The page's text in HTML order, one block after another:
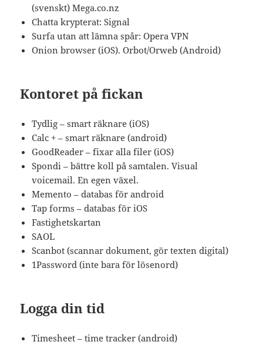
(svenskt) Mega.co.nz
Chatta krypterat: Signal
Surfa utan att lämna spår: Opera VPN
Onion browser (iOS). Orbot/Orweb (Android)
Kontoret på fickan
Tydlig – smart räknare (iOS)
Calc + – smart räknare (android)
GoodReader – fixar alla filer (iOS)
Spondi – bättre koll på samtalen. Visual
voicemail. En egen växel.
Memento – databas för android
Tap forms – databas för iOS
Fastighetskartan
SAOL
Scanbot (scannar dokument, gör texten digital)
1Password (inte bara för lösenord)
Logga din tid
Timesheet – time tracker (android)